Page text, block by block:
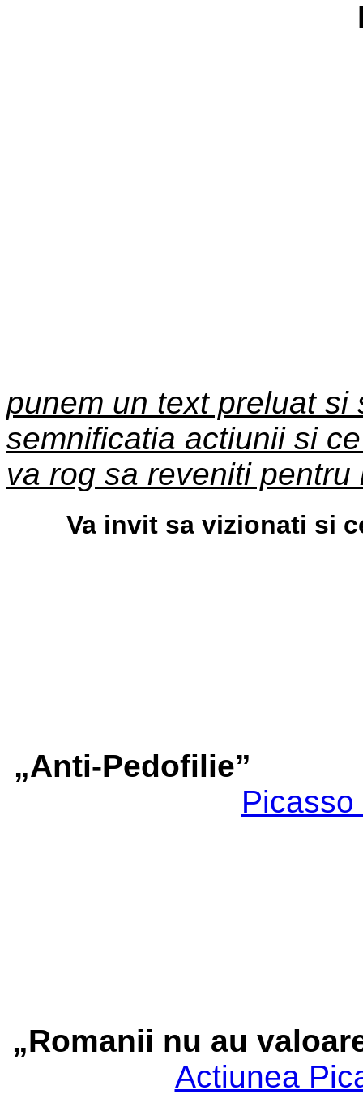
punem un text preluat si
semnificatia actiunii si
va rog sa reveniti
Va invit sa vizionati si
„Anti-Pedofilie”
Picasso
„Romanii nu au
Actiunea